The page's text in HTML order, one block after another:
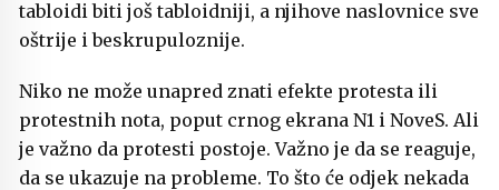
tabloidi biti još tabloidniji, a njihove naslovnice sve
oštrije i beskrupuloznije.
Niko ne može unapred znati efekte protesta ili
protestnih nota, poput crnog ekrana N1 i NoveS. Ali
je važno da protesti postoje. Važno je da se reaguje,
da se ukazuje na probleme. To što će odjek nekada